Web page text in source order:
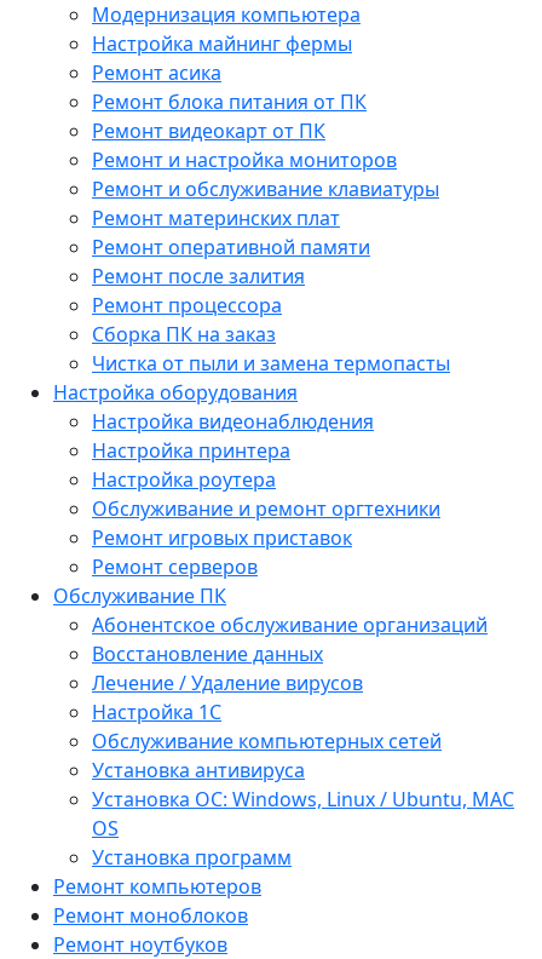
Модернизация компьютера
Настройка майнинг фермы
Ремонт асика
Ремонт блока питания от ПК
Ремонт видеокарт от ПК
Ремонт и настройка мониторов
Ремонт и обслуживание клавиатуры
Ремонт материнских плат
Ремонт оперативной памяти
Ремонт после залития
Ремонт процессора
Сборка ПК на заказ
Чистка от пыли и замена термопасты
Настройка оборудования
Настройка видеонаблюдения
Настройка принтера
Настройка роутера
Обслуживание и ремонт оргтехники
Ремонт игровых приставок
Ремонт серверов
Обслуживание ПК
Абонентское обслуживание организаций
Восстановление данных
Лечение / Удаление вирусов
Настройка 1С
Обслуживание компьютерных сетей
Установка антивируса
Установка ОС: Windows, Linux / Ubuntu, МАС
OS
Установка программ
Ремонт компьютеров
Ремонт моноблоков
Ремонт ноутбуков